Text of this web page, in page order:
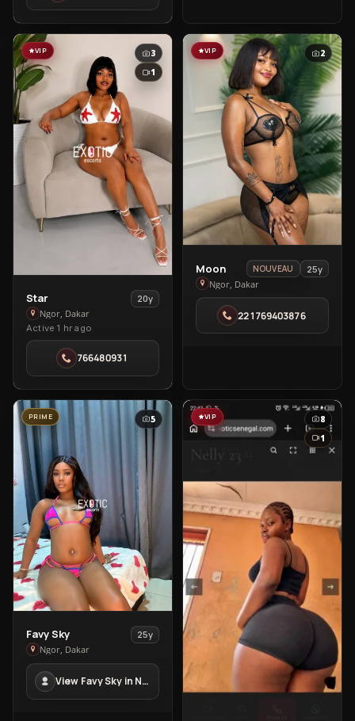
VIP
3
1
View
Star
in
Ngor
Star
20y
Ngor, Dakar
Active 1 hr ago
766480931
VIP 2
View
Moon
in
Ngor
Moon NOUVEAU
25y
Ngor, Dakar
221769403876
PRIME 5
View
Favy
Sky
in
Ngor
Favy Sky
25y
Ngor, Dakar
View Favy Sky in Ngor
VIP
8
1